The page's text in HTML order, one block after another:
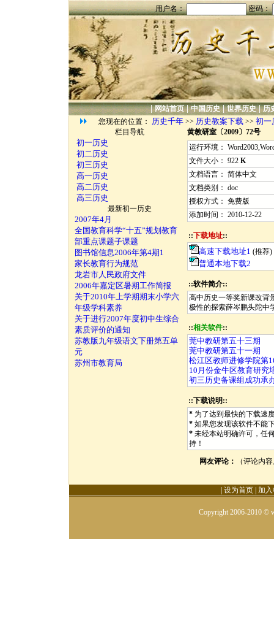
用户名： 密码：
|网站首页|中国历史|世界历史|历
您现在的位置：
历史千年>> 历史教案下载>> 初一
栏目导航
初一历史
初二历史
初三历史
高一历史
高二历史
高三历史
最新初一历史
2007年4月
全国教育科学“十五”规划教育
部重点课题子课题
图书馆信息2006年第4期1
家长教育行为规范
龙岩市人民政府文件
2006年嘉定区暑期工作简报
关于2010年上学期期末小学六
年级学科素养
关于进行2007年度初中生综合
素质评价的通知
苏教版九年级语文下册第五单
元
苏州市教育局
黄教研室〔2009〕72号
运行环境：
文件大小： 922 K
文档语言： 简体中文
文档类别： doc
授权方式： 免费版
添加时间： 2010-12-22
::下载地址::
高速下载地址1 (推荐)
普通本地下载2
::软件简介::
高中历史一等奖新课改背
极性的探索薛岑鹏头陀中
::相关软件::
莞中教研第五十三期
莞中教研第五十一期
松江区教师进修学院第
10月份金牛区教育研究
初三历史备课组成功承
::下载说明::
* 为了达到最快的下载速
* 如果您发现该软件不能
* 未经本站明确许可，任
持！
网友评论： （评论内
设为首页 加
Copyright 2006-2010 ©